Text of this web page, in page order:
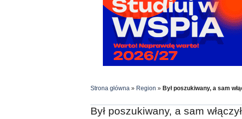
Strona główna » Region » Był poszukiwany, a sam
Był poszukiwany, a sam